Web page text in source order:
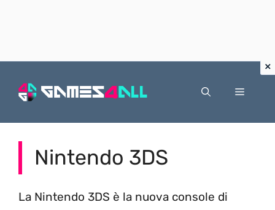
Menu
Nintendo 3DS
La Nintendo 3DS è la nuova console di